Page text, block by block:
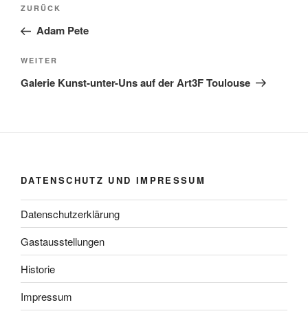
Vorheriger
Beitrag
ZURÜCK
Adam Pete
Nächster
Beitrag
WEITER
Galerie Kunst-unter-Uns auf der Art3F Toulouse
DATENSCHUTZ UND IMPRESSUM
Datenschutzerklärung
Gastausstellungen
Historie
Impressum